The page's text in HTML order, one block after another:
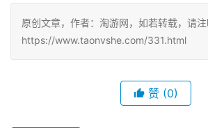
原创文章，作者：淘游网，如若转载，请注
https://www.taonvshe.com/331.html
赞 (0)